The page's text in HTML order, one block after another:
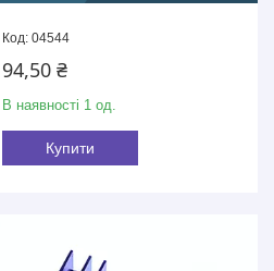
04544
94,50 ₴
В наявності 1 од.
Купити